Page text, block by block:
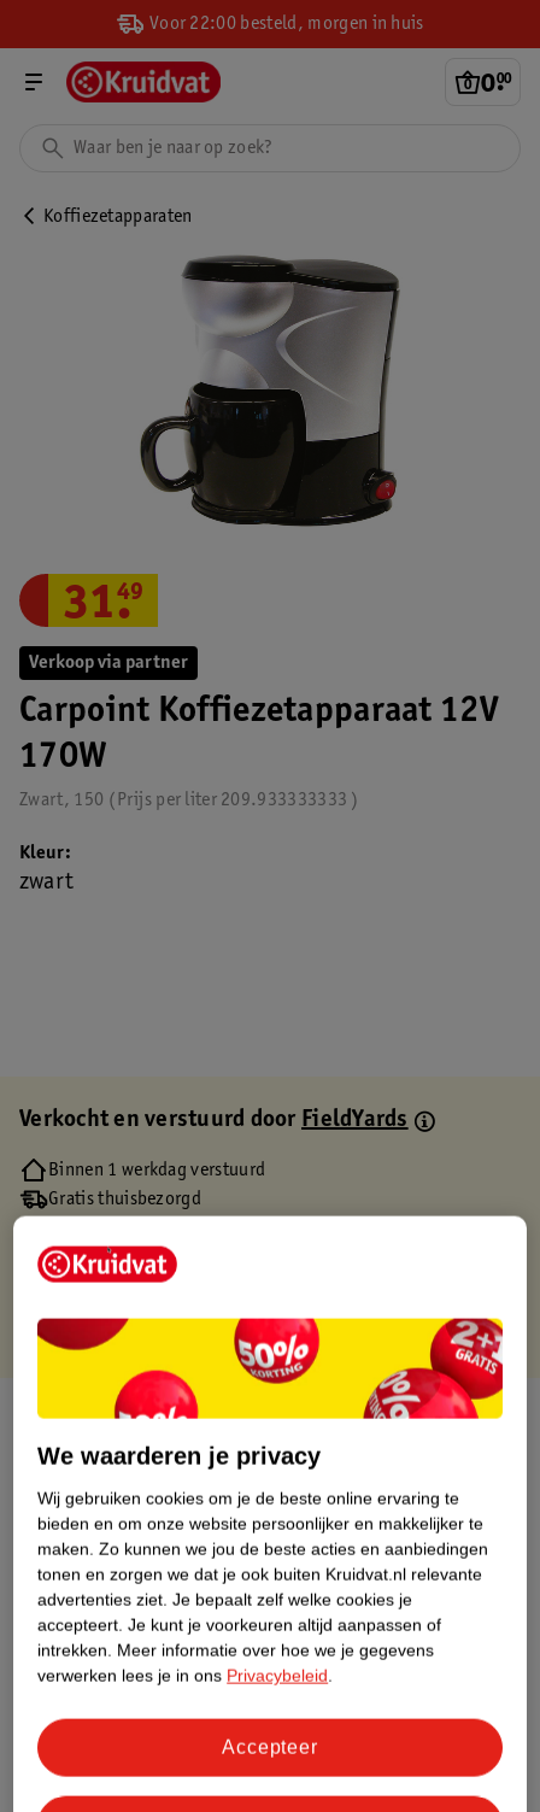
Voor 22:00 besteld, morgen in huis
0.
00
Koffiezetapparaten
Verkoop via partner
Carpoint Koffiezetapparaat 12V
170W
Zwart, 150 209.933333333
Prijs per liter
31.
49
Kleur
zwart
Verkocht en verstuurd doorFieldYards
Binnen 1 werkdag verstuurd
Gratis thuisbezorgd
Gratis punten met je Kruidvat kaart
Over dit product
Productinformatie
Etiketinformatie
Nature Impact Score
Dit product heeft (nog) geen Nature
Impact Score.
Bestel & Bezorginformatie
We waarderen je privacy
Wij gebruiken cookies om je de beste online ervaring te
bieden en om onze website persoonlijker en makkelijker te
maken. Zo kunnen we jou de beste acties en aanbiedingen
tonen en zorgen we dat je ook buiten Kruidvat.nl relevante
advertenties ziet. Je bepaalt zelf welke cookies je
accepteert. Je kunt je voorkeuren altijd aanpassen of
intrekken. Meer informatie over hoe we je gegevens
verwerken lees je in ons Privacybeleid.
Accepteer